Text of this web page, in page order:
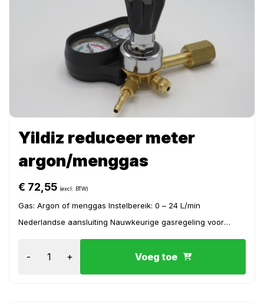
Yildiz reduceer meter
argon/menggas
€ 72,55 (excl. BTW)
Gas: Argon of menggas Instelbereik: 0 – 24 L/min
Nederlandse aansluiting Nauwkeurige gasregeling voor
optimale lasprestaties...
- + Voeg toe